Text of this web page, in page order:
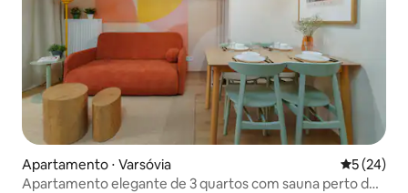
Apartamento ⋅ Varsóvia 5 de uma
5 (24)
Apartamento elegante de 3 quartos com sauna perto do